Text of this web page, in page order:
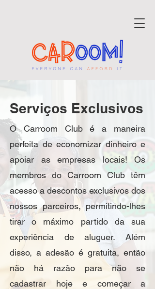
Serviços Exclusivos
O Carroom Club é a maneira
perfeita de economizar dinheiro e
apoiar as empresas locais! Os
membros do Carroom Club têm
acesso a descontos exclusivos dos
nossos parceiros, permitindo-lhes
tirar o máximo partido da sua
experiência de aluguer. Além
disso, a adesão é gratuita, então
não há razão para não se
cadastrar hoje e começar a